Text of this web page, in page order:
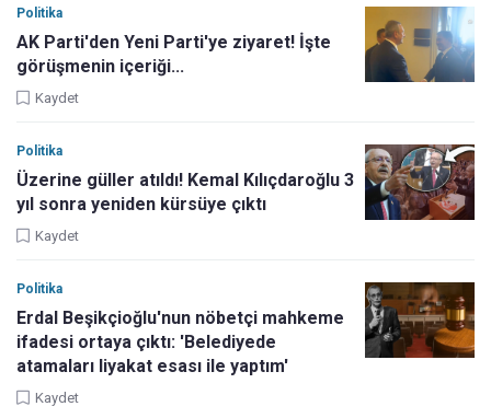
Politika
AK Parti'den Yeni Parti'ye ziyaret! İşte
görüşmenin içeriği...
Kaydet
Politika
Üzerine güller atıldı! Kemal Kılıçdaroğlu 3
yıl sonra yeniden kürsüye çıktı
Kaydet
Politika
Erdal Beşikçioğlu'nun nöbetçi mahkeme
ifadesi ortaya çıktı: 'Belediyede
atamaları liyakat esası ile yaptım'
Kaydet